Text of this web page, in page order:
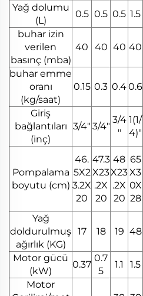
Yağ dolumu
(L)
0.5 0.5 0.5 1.5
buhar izin
verilen
basınç (mba)
40 40 40 40
buhar emme
oranı
(kg/saat)
0.15 0.3 0.40.6
Giriş
bağlantıları
(inç)
3/4" 3/4"
3/4
"
1(1/
4)"
Pompalama
boyutu (cm)
46.
5X2
3.2X
20
47.3
X23
.2X
20
48
X23
.2X
20
65
X3
0X
28
Yağ
doldurulmuş
ağırlık (KG)
17 18 19 48
Motor gücü
(kW)
0.37
0.7
5
1.1 1.5
Motor